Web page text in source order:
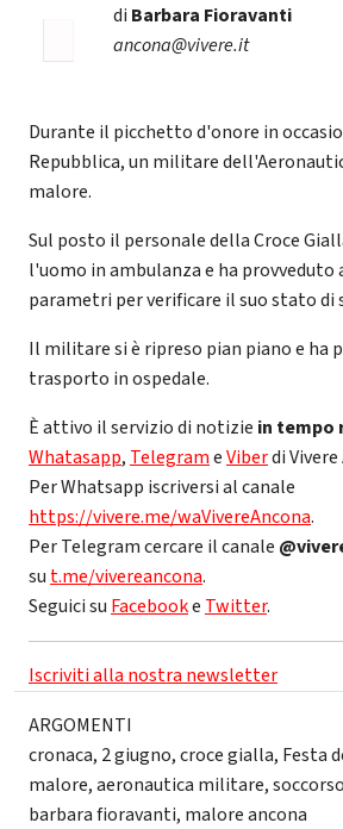
di Barbara Fioravanti
ancona@vivere.it
Durante il picchetto d'onore in
Repubblica, un militare
malore.
Sul posto il personale della Croce
l'uomo in ambulanza e ha provveduto
parametri per verificare il suo stato di
Il militare si è ripreso pian piano e ha
trasporto in ospedale.
È attivo il servizio di notizie in tempo
Whatasapp, TelegrameViberdi
Per Whatsapp iscriversi al canale
https://vivere.me/waVivereAncona.
Per Telegram cercare il canale
su t.me/vivereancona.
Seguici su Facebooke Twitter.
Iscriviti alla nostra newsletter
ARGOMENTI
cronaca, 2 giugno,croce gialla, Festa
malore,aeronautica militare,soccorso
barbara fioravanti, malore ancona